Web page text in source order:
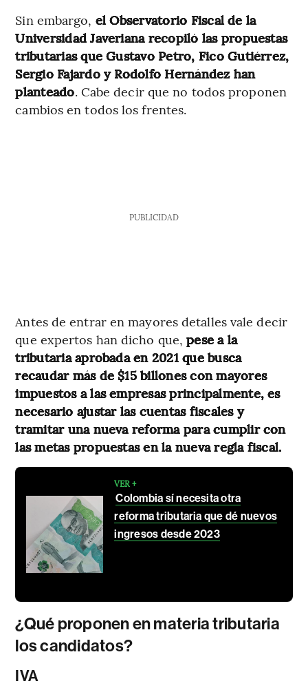
Sin embargo, el Observatorio Fiscal de la
Universidad Javeriana recopiló las propuestas
tributarias que Gustavo Petro, Fico Gutiérrez,
Sergio Fajardo y Rodolfo Hernández han
planteado. Cabe decir que no todos proponen
cambios en todos los frentes.
PUBLICIDAD
Antes de entrar en mayores detalles vale decir
que expertos han dicho que,pese a la
tributaria aprobada en 2021 que busca
recaudar más de $15 billones con mayores
impuestos a las empresas principalmente, es
necesario ajustar las cuentas fiscales y
tramitar una nueva reforma para cumplir con
las metas propuestas en la nueva regla fiscal.
VER +
Colombia sí necesita otra
reforma tributaria que dé nuevos
ingresos desde 2023
¿Qué proponen en materia tributaria
los candidatos?
IVA